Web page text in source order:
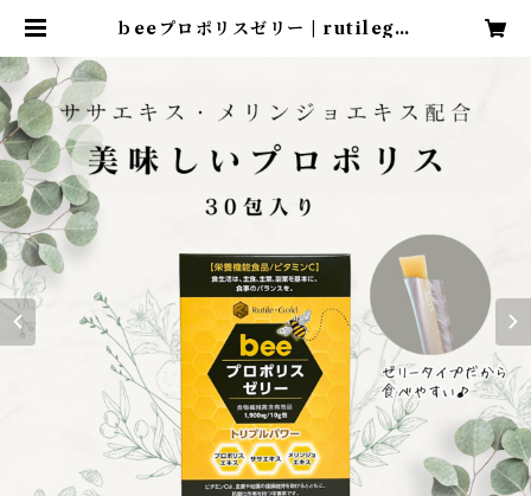
ｂeeプロポリスゼリー | rutilegol